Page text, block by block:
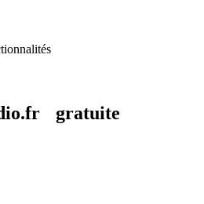
gratuite